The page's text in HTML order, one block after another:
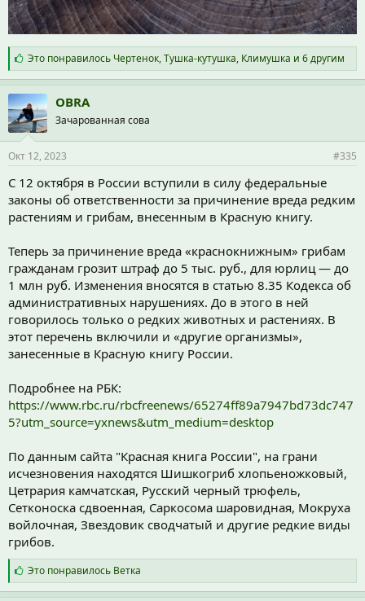
С
и
м
п
а
т
и
Это понравилось Чертенок,Тушка-кутушка, Климушка и 6 другим
OBRA
Зачарованная сова
Окт 12, 2023 #335
С 12 октября в России вступили в силу федеральные
законы об ответственности за причинение вреда редким
растениям и грибам, внесенным в Красную книгу.
Теперь за причинение вреда «краснокнижным» грибам
гражданам грозит штраф до 5 тыс. руб., для юрлиц — до
1 млн руб. Изменения вносятся в статью 8.35 Кодекса об
административных нарушениях. До в этого в ней
говорилось только о редких животных и растениях. В
этот перечень включили и «другие организмы»,
занесенные в Красную книгу России.
Подробнее на РБК:
https://www.rbc.ru/rbcfreenews/65274ff89a7947bd73dc747
5?utm_source=yxnews&utm_medium=desktop
По данным сайта "Красная книга России", на грани
исчезновения находятся Шишкогриб хлопьеножковый,
Цетрария камчатская, Русский черный трюфель,
Сетконоска сдвоенная, Саркосома шаровидная, Мокруха
войлочная, Звездовик сводчатый и другие редкие виды
грибов.
С
и
м
Это понравилось Ветка